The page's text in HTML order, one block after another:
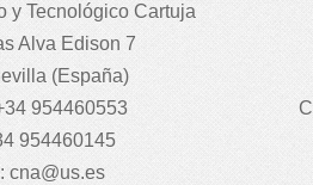
y Tecnológico Cartuja
Alva Edison 7
(España)
954460553
954460145
cna@us.es